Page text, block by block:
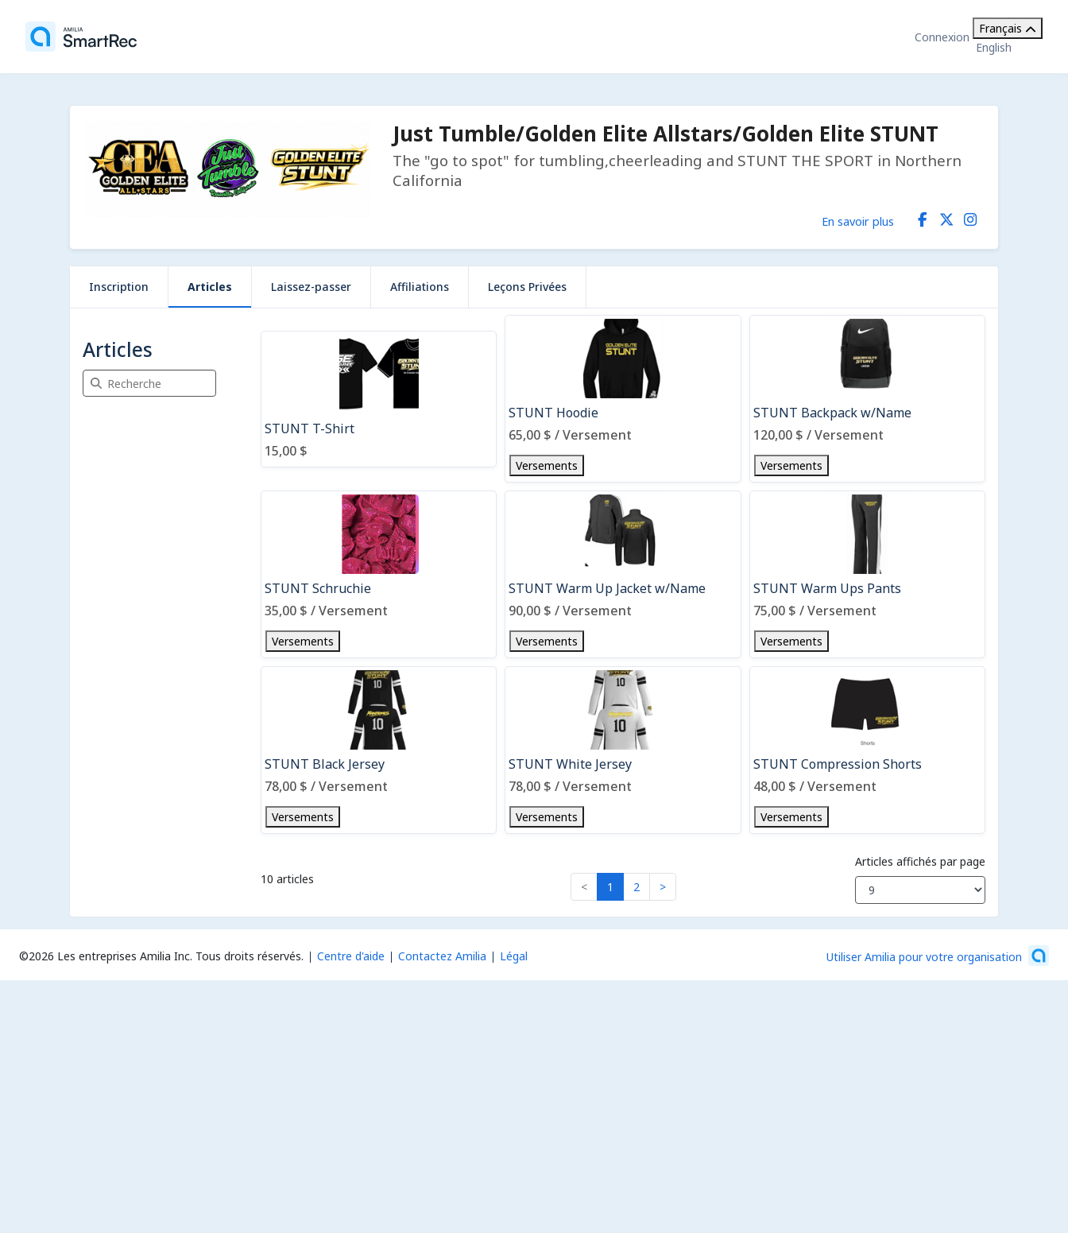
Connexion
Français
English
Just Tumble/Golden Elite Allstars/Golden Elite STUNT
The "go to spot" for tumbling,cheerleading and STUNT THE SPORT in Northern
California
En savoir plus
Inscription Articles Laissez-passer Affiliations Leçons Privées
Articles
Recherche Articles
STUNT T-Shirt
15,00 $
STUNT Hoodie
65,00 $ / Versement
Versements
STUNT Backpack w/Name
120,00 $ / Versement
Versements
STUNT Schruchie
35,00 $ / Versement
Versements
STUNT Warm Up Jacket w/Name
90,00 $ / Versement
Versements
STUNT Warm Ups Pants
75,00 $ / Versement
Versements
STUNT Black Jersey
78,00 $ / Versement
Versements
STUNT White Jersey
78,00 $ / Versement
Versements
STUNT Compression Shorts
48,00 $ / Versement
Versements
10 articles
< 1 2 >
Articles affichés par page
©2026 Les entreprises Amilia Inc. Tous droits réservés. Centre d'aide Contactez Amilia Légal Utiliser Amilia pour votre organisation